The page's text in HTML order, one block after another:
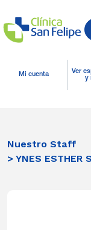
Mi cuenta
Ver
y
Nuestro Staff
> YNES ESTHER